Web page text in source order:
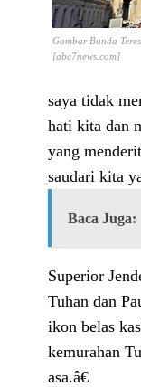
Gambar Bunda
[abc7news.com]
saya tidak
hati kita dan
yang
saudari kita
Baca Juga:
Superior
Tuhan dan
ikon belas
kemurahan
asa.â€